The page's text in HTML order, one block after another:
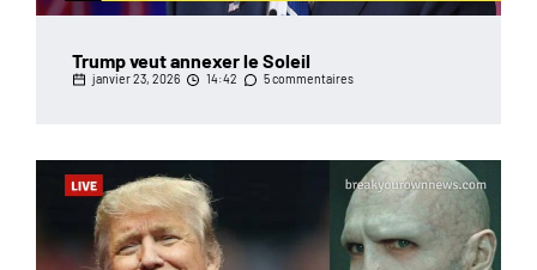
Trump veut annexer le Soleil
janvier 23, 2026 14:42 5 commentaires